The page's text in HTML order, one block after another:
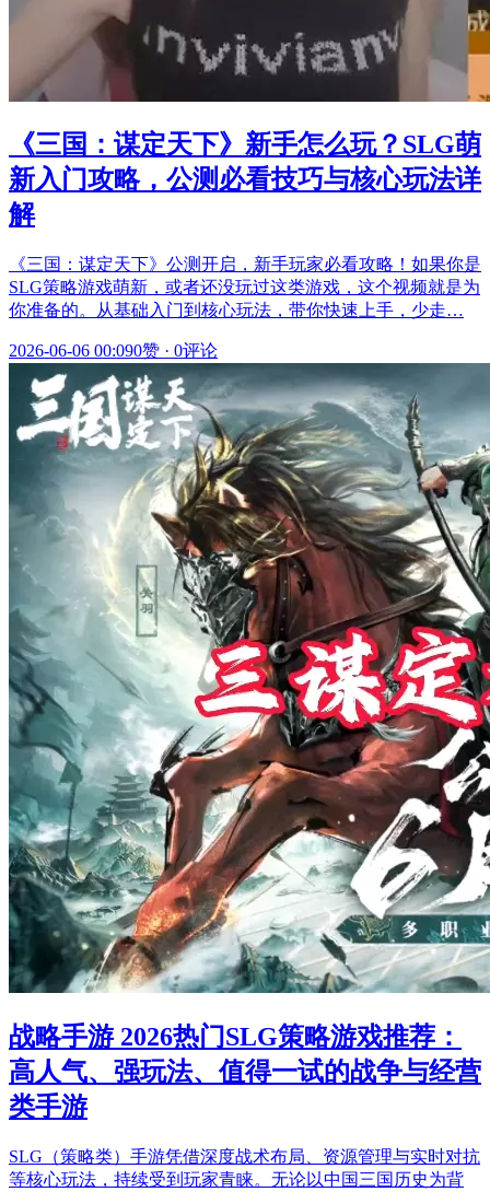
《三国：谋定天下》新手怎么玩？SLG萌
新入门攻略，公测必看技巧与核心玩法详
解
《三国：谋定天下》公测开启，新手玩家必看攻略！如果你是
SLG策略游戏萌新，或者还没玩过这类游戏，这个视频就是为
你准备的。从基础入门到核心玩法，带你快速上手，少走…
2026-06-06 00:090赞 · 0评论
战略手游 2026热门SLG策略游戏推荐：
高人气、强玩法、值得一试的战争与经营
类手游
SLG（策略类）手游凭借深度战术布局、资源管理与实时对抗
等核心玩法，持续受到玩家青睐。无论以中国三国历史为背